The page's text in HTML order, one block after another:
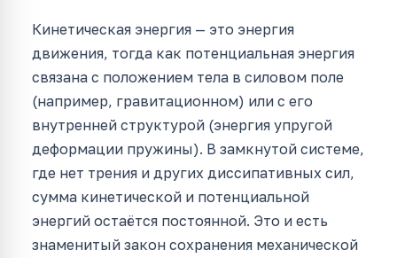
Кинетическая энергия — это энергия
движения, тогда как потенциальная энергия
связана с положением тела в силовом поле
(например, гравитационном) или с его
внутренней структурой (энергия упругой
деформации пружины). В замкнутой системе,
где нет трения и других диссипативных сил,
сумма кинетической и потенциальной
энергий остаётся постоянной. Это и есть
знаменитый закон сохранения механической